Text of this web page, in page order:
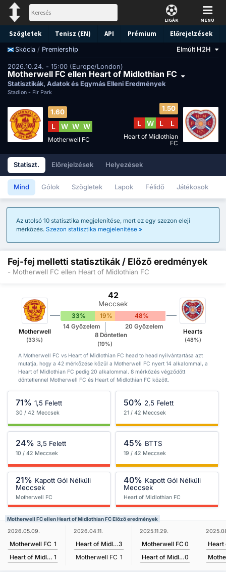
LIGÁK MENÜ
Szögletek Tenisz (EN) API Prémium Előrejelzések
Skócia / Premiership Elmúlt H2H
2026.10.24. - 15:00 (Europe/London)
Motherwell FC ellen Heart of Midlothian FC
Statisztikák, Adatok és Egymás Elleni Eredmények
Stadion - Fir Park
1.60
L W W W
Motherwell FC
1.50
L W L L
Heart of Midlothian
FC
Statiszt. Előrejelzések Helyezések
Mind Gólok Szögletek Lapok Félidő Játékosok
Az utolsó 10 statisztika megjelenítése, mert ez egy szezon eleji
mérkőzés. Szezon statisztika megjelenítése
Fej-fej melletti statisztikák / Előző eredmények
- Motherwell FC ellen Heart of Midlothian FC
Motherwell
(33%)
42
Meccsek
33% 19% 48%
14 Győzelem
8 Döntetlen
(19%)
20 Győzelem
Hearts
(48%)
A Motherwell FC vs Heart of Midlothian FC head to head nyilvántartása azt
mutatja, hogy a 42 mérkőzése közül a Motherwell FC nyert 14 alkalommal, a
Heart of Midlothian FC pedig 20 alkalommal. 8 mérkőzés végződött
döntetlennel Motherwell FC és Heart of Midlothian FC között.
71% 1,5 Felett
30 / 42 Meccsek
50% 2,5 Felett
21 / 42 Meccsek
24% 3,5 Felett
10 / 42 Meccsek
45% BTTS
19 / 42 Meccsek
21% Kapott Gól Nélküli
Meccsek
Motherwell FC
40% Kapott Gól Nélküli
Meccsek
Heart of Midlothian FC
Motherwell FC ellen Heart of Midlothian FC Előző eredmények
2026.05.09.
Motherwell FC 1
Heart of Midlothian FC 1
2026.04.11.
Heart of Midlothian FC3
Motherwell FC 1
2025.11.29.
Motherwell FC 0
Heart of Midlothian FC0